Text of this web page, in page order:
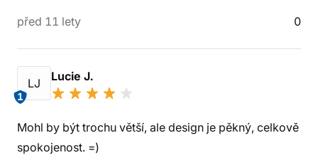
před 11 lety 0
LJ
1
Lucie J.
Mohl by být trochu větší, ale design je pěkný, celkově
spokojenost. =)